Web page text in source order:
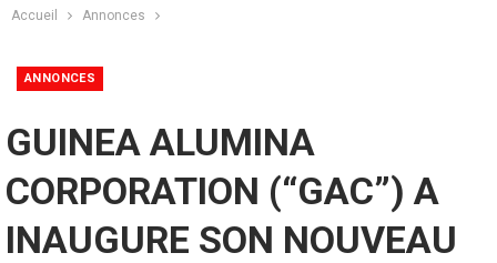
Accueil Annonces
ANNONCES
GUINEA ALUMINA
CORPORATION (“GAC”) A
INAUGURE SON NOUVEAU